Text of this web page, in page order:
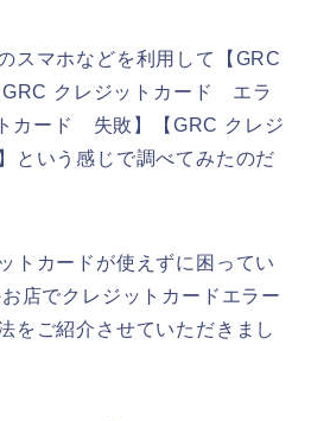
スマホなどを利用して【GRC
GRC クレジットカード エラ
カード 失敗】【GRC クレジ
という感じで調べてみたのだ
トカードが使えずに困ってい
店でクレジットカードエラー
をご紹介させていただきまし